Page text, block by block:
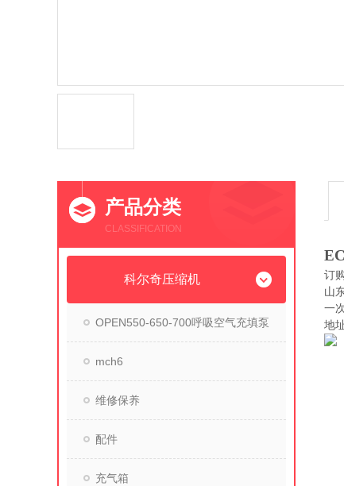
产品分类
CLASSIFICATION
科尔奇压缩机
OPEN550-650-700呼吸空气充填泵
mch6
维修保养
配件
充气箱
订
山
一
地